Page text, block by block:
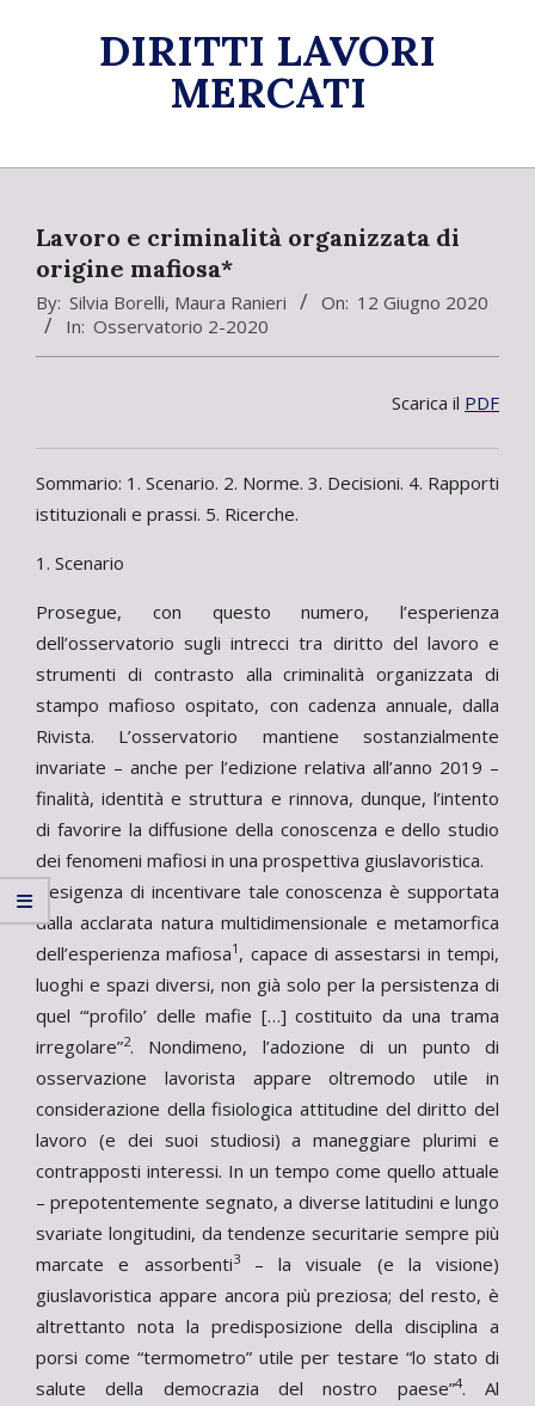
DIRITTI LAVORI
MERCATI
Primary
MenuLavoro e criminalità organizzata di
origine mafiosa*
By: Silvia Borelli, Maura Ranieri On: 12 Giugno 2020
In: Osservatorio 2-2020
Scarica il PDF
Sommario: 1. Scenario. 2. Norme. 3. Decisioni. 4. Rapporti
istituzionali e prassi. 5. Ricerche.
1. Scenario
Prosegue, con questo numero, l’esperienza
dell’osservatorio sugli intrecci tra diritto del lavoro e
strumenti di contrasto alla criminalità organizzata di
stampo mafioso ospitato, con cadenza annuale, dalla
Rivista. L’osservatorio mantiene sostanzialmente
invariate – anche per l’edizione relativa all’anno 2019 –
finalità, identità e struttura e rinnova, dunque, l’intento
di favorire la diffusione della conoscenza e dello studio
dei fenomeni mafiosi in una prospettiva giuslavoristica.
L’esigenza di incentivare tale conoscenza è supportata
dalla acclarata natura multidimensionale e metamorfica
dell’esperienza mafiosa1 , capace di assestarsi in tempi,
luoghi e spazi diversi, non già solo per la persistenza di
quel “‘profilo’ delle mafie […] costituito da una trama
irregolare”2. Nondimeno, l’adozione di un punto di
osservazione lavorista appare oltremodo utile in
considerazione della fisiologica attitudine del diritto del
lavoro (e dei suoi studiosi) a maneggiare plurimi e
contrapposti interessi. In un tempo come quello attuale
– prepotentemente segnato, a diverse latitudini e lungo
svariate longitudini, da tendenze securitarie sempre più
marcate e assorbenti3– la visuale (e la visione)
giuslavoristica appare ancora più preziosa; del resto, è
altrettanto nota la predisposizione della disciplina a
porsi come “termometro” utile per testare “lo stato di
salute della democrazia del nostro paese”4. Al